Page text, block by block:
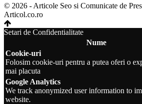
© 2026 - Articole Seo si Comunicate de
Articol.co.ro
Setari de Confidentialitate
Nume
Cookie-uri
Folosim cookie-uri pentru a putea oferi o
mai placuta
Google Analytics
We track anonymized user information to
website.